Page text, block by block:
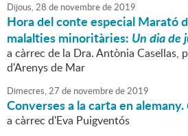
Dijous,28 de novembrede2019
Hora del conte especial Marató
malalties minoritàries: Un dia de
a càrrec de la Dra. Antònia Casellas,
d'Arenys de Mar
Dimecres,27 de novembrede2019
Converses a la carta en alemany.
a càrrec d'Eva Puigventós